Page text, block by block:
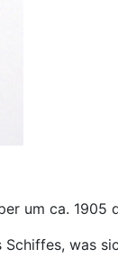
um ca. 1905
was